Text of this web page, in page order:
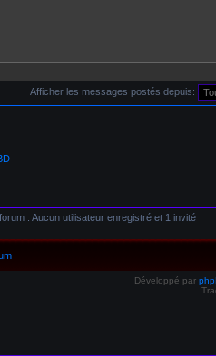
Afficher les messages postés depuis:
: Aucun utilisateur enregistré et 1 invité
Développé par